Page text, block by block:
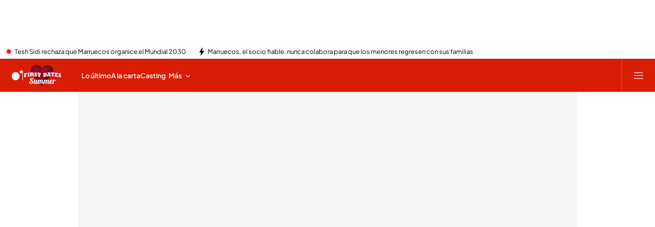
Tesh Sidi rechaza que Marruecos organice el Mundial 2030 Marruecos, el socio fiable, nunca colabora para que los menores regresen con sus familias
Lo últimoA la cartaCasting Más